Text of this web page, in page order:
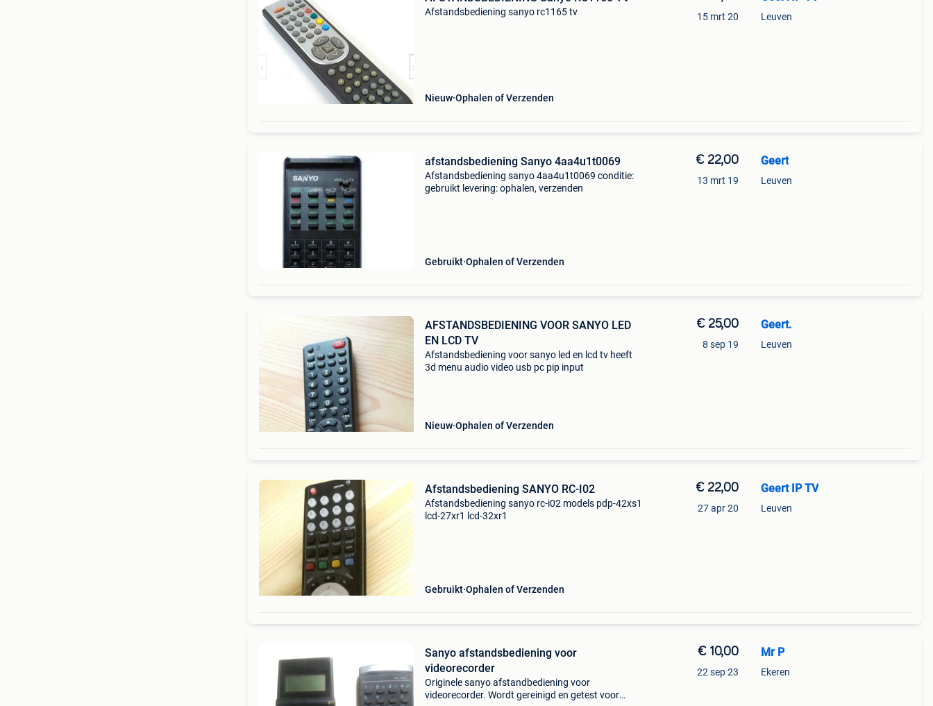
Afstandsbediening sanyo rc1165 tv
Nieuw Ophalen of Verzenden
15 mrt 20 Leuven
afstandsbediening Sanyo 4aa4u1t0069
Afstandsbediening sanyo 4aa4u1t0069 conditie:
gebruikt levering: ophalen, verzenden
Gebruikt Ophalen of Verzenden
€ 22,00
13 mrt 19
Geert
Leuven
AFSTANDSBEDIENING VOOR SANYO LED
EN LCD TV
Afstandsbediening voor sanyo led en lcd tv heeft
3d menu audio video usb pc pip input
Nieuw Ophalen of Verzenden
€ 25,00
8 sep 19
Geert.
Leuven
Afstandsbediening SANYO RC-I02
Afstandsbediening sanyo rc-i02 models pdp-42xs1
lcd-27xr1 lcd-32xr1
Gebruikt Ophalen of Verzenden
€ 22,00
27 apr 20
Geert IP TV
Leuven
Sanyo afstandsbediening voor
videorecorder
Originele sanyo afstandbediening voor
videorecorder. Wordt gereinigd en getest voor
€ 10,00
22 sep 23
Mr P
Ekeren